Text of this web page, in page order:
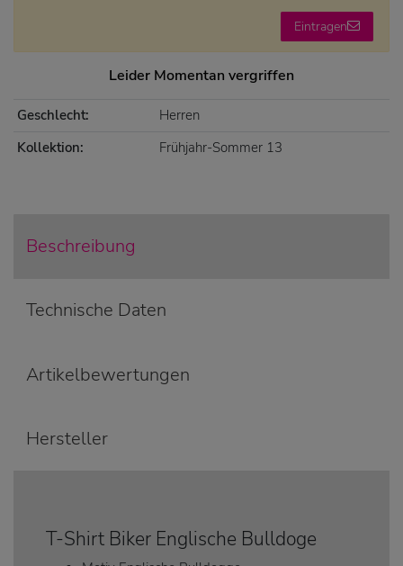
Eintragen
Leider Momentan vergriffen
Geschlecht:
Herren
Kollektion:
Frühjahr-Sommer 13
Beschreibung
Technische Daten
Artikelbewertungen
Hersteller
T-Shirt Biker Englische Bulldoge